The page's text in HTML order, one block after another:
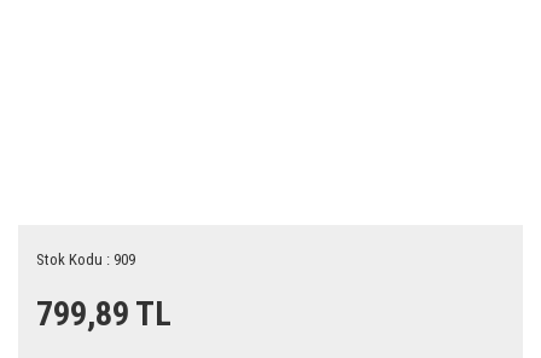
Stok Kodu : 909
799,89 TL